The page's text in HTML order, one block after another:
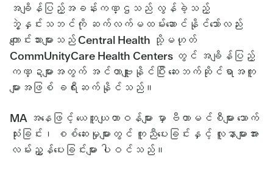
အချိန်ပြည့်အခန်းကဏ္ဌသည် လွန်ခဲ့သည့်
ဘွဲ့နှင်းသဘင်ကို ဆက်လက်မထမ်းဆောင်နိုင်သော်လည်း
ကျောင်းသားများသည် Central Health သို့မဟုတ်
CommUnityCare Health Centers တွင် အချိန်ပြည့်
ကဏ္ဍများအတွက် အင်တာဗျူးနိုင်ပြီး ဆေးဘက်ဆိုင်ရာအကူ
များအဖြစ် ခရီးဆက်နိုင်သည်။
MA အနေဖြင့် ယေဘူယျတာဝန်များ မှာ ဗီတာမင်စီများ သောက်
သုံးခြင်း၊ စစ်ဆေးမှုများတွင် ကူညီပေးခြင်းနှင့် လူနာများအား
လမ်းညွှန်ပေးခြင်းများ ပါဝင်သည်။